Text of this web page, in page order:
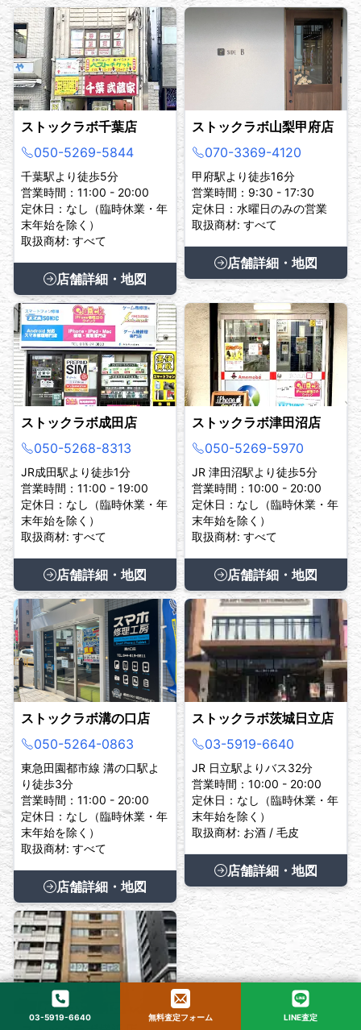
ストックラボ千葉店
050-5269-5844
千葉駅より徒歩5分
営業時間：11:00 - 20:00
定休日：なし（臨時休業・年
末年始を除く）
取扱商材: すべて
店舗詳細・地図
ストックラボ山梨甲府店
070-3369-4120
甲府駅より徒歩16分
営業時間：9:30 - 17:30
定休日：水曜日のみの営業
取扱商材: すべて
店舗詳細・地図
ストックラボ成田店
050-5268-8313
JR成田駅より徒歩1分
営業時間：11:00 - 19:00
定休日：なし（臨時休業・年
末年始を除く）
取扱商材: すべて
店舗詳細・地図
ストックラボ津田沼店
050-5269-5970
JR 津田沼駅より徒歩5分
営業時間：10:00 - 20:00
定休日：なし（臨時休業・年
末年始を除く）
取扱商材: すべて
店舗詳細・地図
ストックラボ溝の口店
050-5264-0863
東急田園都市線 溝の口駅よ
り徒歩3分
営業時間：11:00 - 20:00
定休日：なし（臨時休業・年
末年始を除く）
取扱商材: すべて
店舗詳細・地図
ストックラボ茨城日立店
03-5919-6640
JR 日立駅よりバス32分
営業時間：10:00 - 20:00
定休日：なし（臨時休業・年
末年始を除く）
取扱商材: お酒 / 毛皮
店舗詳細・地図
03-5919-6640 無料査定フォーム LINE査定